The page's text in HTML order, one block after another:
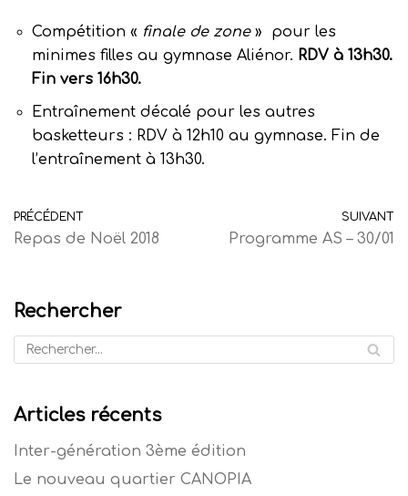
Compétition « finale de zone» pour les
minimes filles au gymnase Aliénor. RDV à 13h30.
Fin vers 16h30.
Entraînement décalé pour les autres
basketteurs : RDV à 12h10 au gymnase. Fin de
l’entraînement à 13h30.
PRÉCÉDENT
Repas de Noël 2018
SUIVANT
Programme AS – 30/01
Rechercher
Articles récents
Inter-génération 3ème édition
Le nouveau quartier CANOPIA